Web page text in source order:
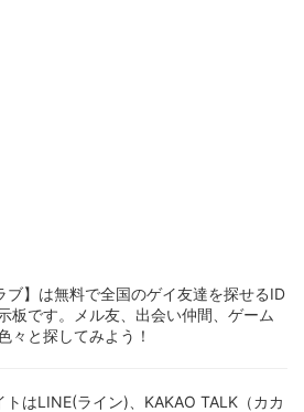
ブ】は無料で全国のゲイ友達を探せるID
板です。メル友、出会い仲間、ゲーム
々と探してみよう！
トはLINE(ライン)、KAKAO TALK（カカ